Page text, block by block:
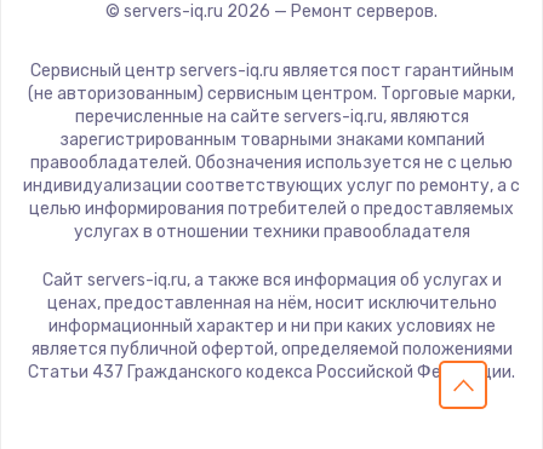
© servers-iq.ru 2026 — Ремонт серверов.
Сервисный центр servers-iq.ru является пост гарантийным
(не авторизованным) сервисным центром. Торговые марки,
перечисленные на сайте servers-iq.ru, являются
зарегистрированным товарными знаками компаний
правообладателей. Обозначения используется не с целью
индивидуализации соответствующих услуг по ремонту, а с
целью информирования потребителей о предоставляемых
услугах в отношении техники правообладателя
Сайт servers-iq.ru, а также вся информация об услугах и
ценах, предоставленная на нём, носит исключительно
информационный характер и ни при каких условиях не
является публичной офертой, определяемой положениями
Статьи 437 Гражданского кодекса Российской Федерации.